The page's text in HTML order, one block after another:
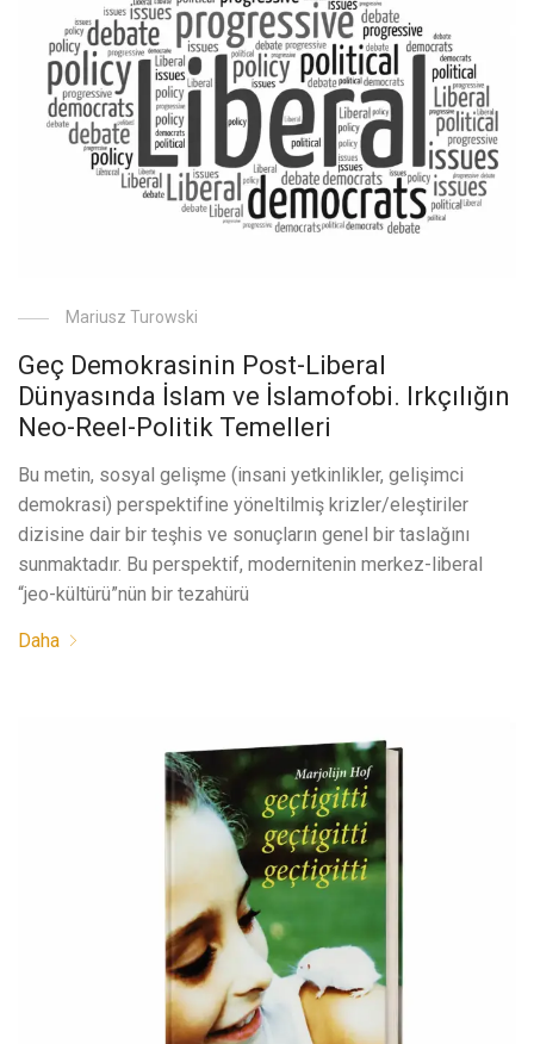
Mariusz Turowski
Geç Demokrasinin Post-Liberal
Dünyasında İslam ve İslamofobi. Irkçılığın
Neo-Reel-Politik Temelleri
Bu metin, sosyal gelişme (insani yetkinlikler, gelişimci
demokrasi) perspektifine yöneltilmiş krizler/eleştiriler
dizisine dair bir teşhis ve sonuçların genel bir taslağını
sunmaktadır. Bu perspektif, modernitenin merkez-liberal
“jeo-kültürü”nün bir tezahürü
Daha